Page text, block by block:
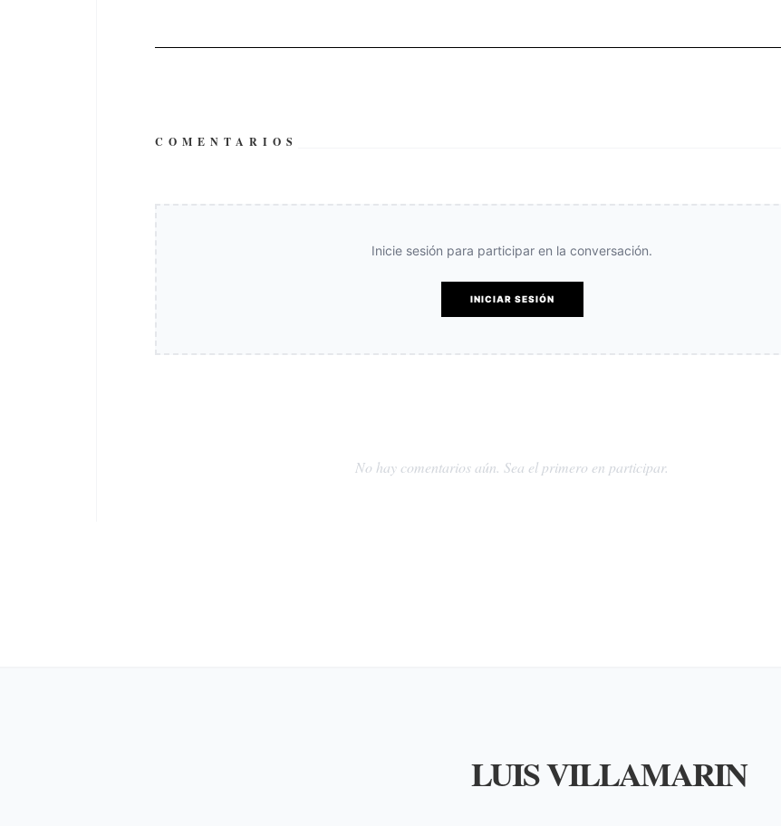
COMENTARIOS
Inicie sesión para participar en la conversación.
INICIAR SESIÓN
No hay comentarios aún. Sea el primero en participar.
LUIS VILLAMARIN